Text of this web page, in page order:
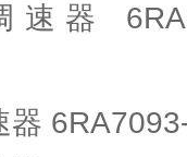
速器
器